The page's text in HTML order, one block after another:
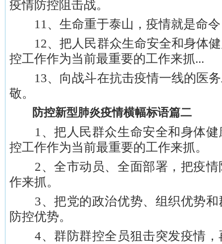
疫情防控阻击战。
11、生命重于泰山，疫情就是命令
12、把人民群众生命安全和身体健
控工作作为当前最重要的工作来抓...
13、向战斗在抗击疫情一线的医务
敬。
防控新型肺炎疫情横幅标语篇二
1、把人民群众生命安全和身体健
控工作作为当前最重要的工作来抓。
2、全市动员、全面部署，把疫情
作来抓。
3、把党的政治优势、组织优势和
防控优势。
4、群防群控全员狙击突发疫情，